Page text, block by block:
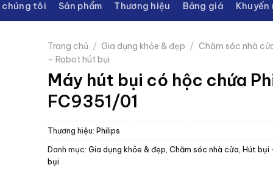
chúng tôi Sản phẩm Thương hiệu Bảng giá Khuyến
Trang chủ / Gia dụng khỏe & đẹp / Chăm sóc nhà
– Robot hút bụi
Máy hút bụi có hộc chứa
FC9351/01
Thương hiệu: Philips
Danh mục: Gia dụng khỏe & đẹp Chăm sóc nhà cửa Hút bụi
bụi